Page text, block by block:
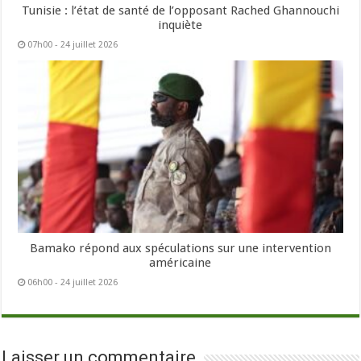
Tunisie : l’état de santé de l’opposant Rached Ghannouchi
inquiète
07h00 - 24 juillet 2026
Bamako répond aux spéculations sur une intervention
américaine
06h00 - 24 juillet 2026